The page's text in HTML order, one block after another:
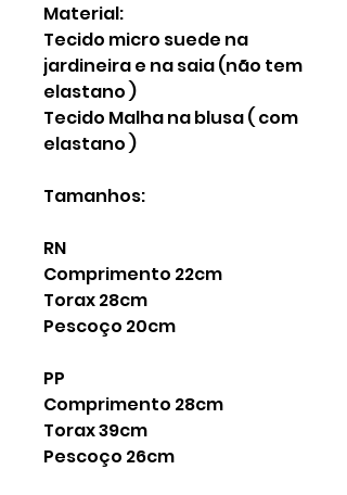
Material:
Tecido micro suede na
jardineira e na saia (não tem
elastano )
Tecido Malha na blusa ( com
elastano )
Tamanhos:
RN
Comprimento 22cm
Torax 28cm
Pescoço 20cm
PP
Comprimento 28cm
Torax 39cm
Pescoço 26cm